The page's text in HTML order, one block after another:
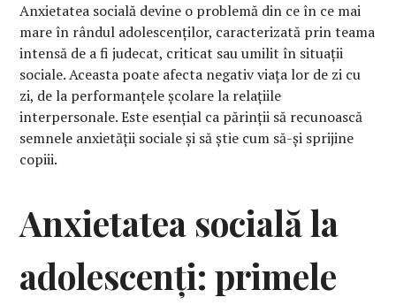
Anxietatea socială devine o problemă din ce în ce mai
mare în rândul adolescenților, caracterizată prin teama
intensă de a fi judecat, criticat sau umilit în situații
sociale. Aceasta poate afecta negativ viața lor de zi cu
zi, de la performanțele școlare la relațiile
interpersonale. Este esențial ca părinții să recunoască
semnele anxietății sociale și să știe cum să-și sprijine
copiii.
Anxietatea socială la
adolescenți: primele